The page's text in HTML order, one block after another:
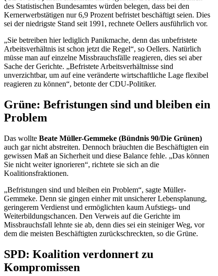
des Statistischen Bundesamtes würden belegen, dass bei den
Kernerwerbstätigen nur 6,9 Prozent befristet beschäftigt seien. Dies
sei der niedrigste Stand seit 1991, rechnete Oellers ausführlich vor.
„Sie betreiben hier lediglich Panikmache, denn das unbefristete
Arbeitsverhältnis ist schon jetzt die Regel“, so Oellers. Natürlich
müsse man auf einzelne Missbrauchsfälle reagieren, dies sei aber
Sache der Gerichte. „Befristete Arbeitsverhältnisse sind
unverzichtbar, um auf eine veränderte wirtschaftliche Lage flexibel
reagieren zu können“, betonte der CDU-Politiker.
Grüne: Befristungen sind und bleiben ein
Problem
Das wollte Beate Müller-Gemmeke (Bündnis 90/Die Grünen)
auch gar nicht abstreiten. Dennoch bräuchten die Beschäftigten ein
gewissen Maß an Sicherheit und diese Balance fehle. „Das können
Sie nicht weiter ignorieren“, richtete sie sich an die
Koalitionsfraktionen.
„Befristungen sind und bleiben ein Problem“, sagte Müller-
Gemmeke. Denn sie gingen einher mit unsicherer Lebensplanung,
geringerem Verdienst und ermöglichten kaum Aufstiegs- und
Weiterbildungschancen. Den Verweis auf die Gerichte im
Missbrauchsfall lehnte sie ab, denn dies sei ein steiniger Weg, vor
dem die meisten Beschäftigten zurückschreckten, so die Grüne.
SPD: Koalition verdonnert zu
Kompromissen